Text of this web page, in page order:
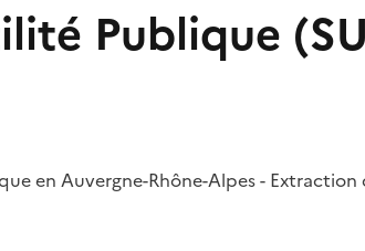
Publique
en Auvergne-Rhône-Alpes -